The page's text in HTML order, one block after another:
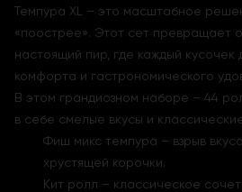
Темпура XL – это масштабное
«поострее». Этот сет превращает
настоящий пир, где каждый
комфорта и гастрономического
В этом грандиозном наборе – 44
в себе смелые вкусы и
Фиш микс темпура – взрыв
хрустящей корочки.
Кит ролл – классическое